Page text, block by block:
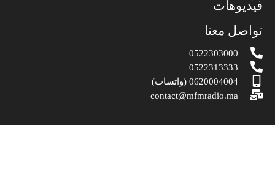
فيديوهات
تواصل معنا
0522303000
0522313333
0620004004 (واتساب)
contact@mfmradio.ma